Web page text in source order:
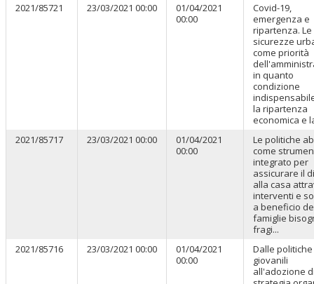
2021/85721
23/03/2021 00:00
01/04/2021
00:00
Covid-19,
emergenza e
ripartenza. Le
sicurezze
come priorità
in quanto
condizione
la ripartenza
economica e
2021/85717
23/03/2021 00:00
01/04/2021
00:00
Le politiche
come
integrato per
assicurare il
alla casa
interventi e
a beneficio
famiglie
fragi...
2021/85716
23/03/2021 00:00
01/04/2021
00:00
Dalle politiche
giovanili
all'adozione